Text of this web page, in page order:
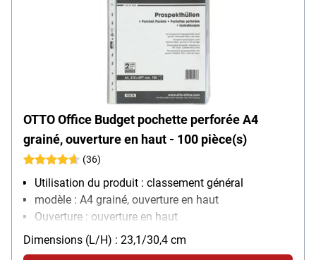
OTTO Office Budget pochette perforée A4
grainé, ouverture en haut - 100 pièce(s)
(36)
Utilisation du produit : classement général
modèle : A4 grainé, ouverture en haut
Ouverture : ouverture en haut
Équipement : convient aux documents officiels,
renforcement des trous
Dimensions (L/H) : 23,1/30,4 cm